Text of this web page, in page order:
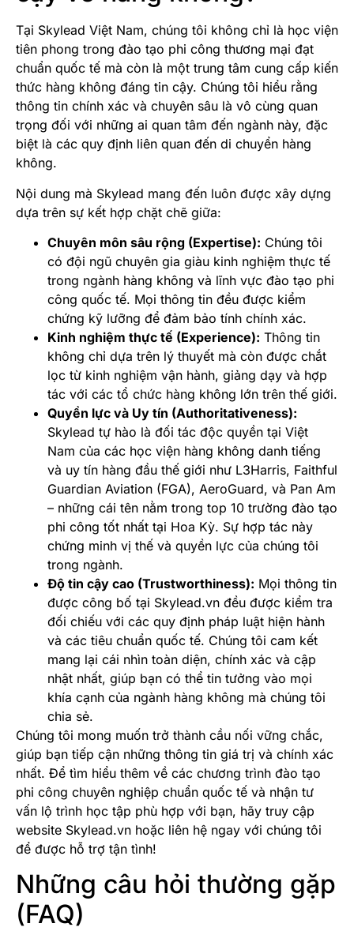
Tại Skylead Việt Nam, chúng tôi không chỉ là học viện
tiên phong trong đào tạo phi công thương mại đạt
chuẩn quốc tế mà còn là một trung tâm cung cấp kiến
thức hàng không đáng tin cậy. Chúng tôi hiểu rằng
thông tin chính xác và chuyên sâu là vô cùng quan
trọng đối với những ai quan tâm đến ngành này, đặc
biệt là các quy định liên quan đến di chuyển hàng
không.
Nội dung mà Skylead mang đến luôn được xây dựng
dựa trên sự kết hợp chặt chẽ giữa:
Chuyên môn sâu rộng (Expertise): Chúng tôi
có đội ngũ chuyên gia giàu kinh nghiệm thực tế
trong ngành hàng không và lĩnh vực đào tạo phi
công quốc tế. Mọi thông tin đều được kiểm
chứng kỹ lưỡng để đảm bảo tính chính xác.
Kinh nghiệm thực tế (Experience): Thông tin
không chỉ dựa trên lý thuyết mà còn được chắt
lọc từ kinh nghiệm vận hành, giảng dạy và hợp
tác với các tổ chức hàng không lớn trên thế giới.
Quyền lực và Uy tín (Authoritativeness):
Skylead tự hào là đối tác độc quyền tại Việt
Nam của các học viện hàng không danh tiếng
và uy tín hàng đầu thế giới như L3Harris, Faithful
Guardian Aviation (FGA), AeroGuard, và Pan Am
– những cái tên nằm trong top 10 trường đào tạo
phi công tốt nhất tại Hoa Kỳ. Sự hợp tác này
chứng minh vị thế và quyền lực của chúng tôi
trong ngành.
Độ tin cậy cao (Trustworthiness): Mọi thông tin
được công bố tại Skylead.vn đều được kiểm tra
đối chiếu với các quy định pháp luật hiện hành
và các tiêu chuẩn quốc tế. Chúng tôi cam kết
mang lại cái nhìn toàn diện, chính xác và cập
nhật nhất, giúp bạn có thể tin tưởng vào mọi
khía cạnh của ngành hàng không mà chúng tôi
chia sẻ.
Chúng tôi mong muốn trở thành cầu nối vững chắc,
giúp bạn tiếp cận những thông tin giá trị và chính xác
nhất. Để tìm hiểu thêm về các chương trình đào tạo
phi công chuyên nghiệp chuẩn quốc tế và nhận tư
vấn lộ trình học tập phù hợp với bạn, hãy truy cập
website Skylead.vn hoặc liên hệ ngay với chúng tôi
để được hỗ trợ tận tình!
Những câu hỏi thường gặp
(FAQ)